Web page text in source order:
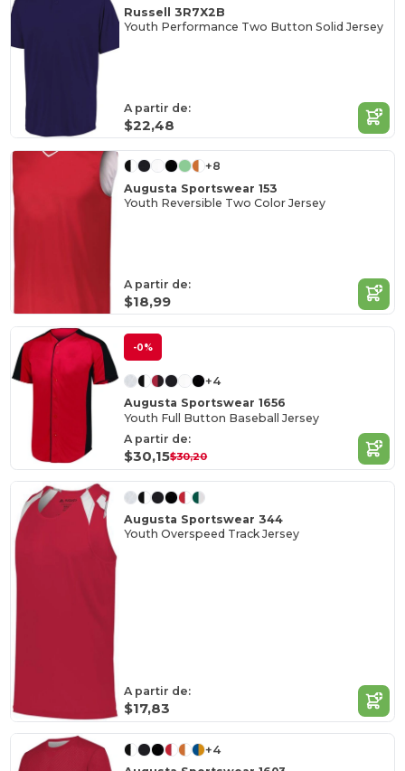
Russell 3R7X2B
Youth Performance Two Button Solid Jersey
A partir de:
$22,48
+8
Augusta Sportswear 153
Youth Reversible Two Color Jersey
A partir de:
$18,99
-0%
+4
Augusta Sportswear 1656
Youth Full Button Baseball Jersey
A partir de:
$30,15$30,20
Augusta Sportswear 344
Youth Overspeed Track Jersey
A partir de:
$17,83
+4